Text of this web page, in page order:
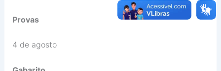
Provas
4 de agosto